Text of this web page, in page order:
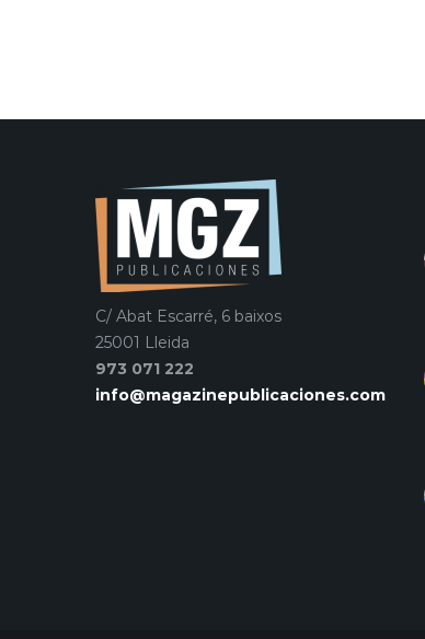
C/ Abat Escarré, 6 baixos
25001 Lleida
973 071 222
info@magazinepublicaciones.com